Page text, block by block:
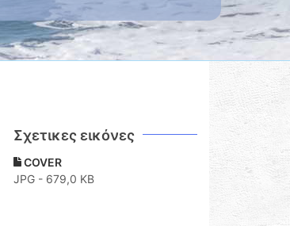
Σχετικες εικόνες
COVER
JPG - 679,0 KB